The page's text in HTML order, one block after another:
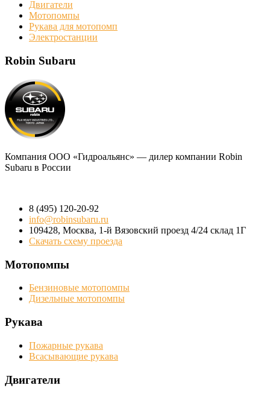
Двигатели
Мотопомпы
Рукава для мотопомп
Электростанции
Robin Subaru
Компания ООО «Гидроальянс» — дилер компании Robin
Subaru в России
8 (495) 120-20-92
info@robinsubaru.ru
109428, Москва, 1-й Вязовский проезд 4/24 склад 1Г
Скачать схему проезда
Мотопомпы
Бензиновые мотопомпы
Дизельные мотопомпы
Рукава
Пожарные рукава
Всасывающие рукава
Двигатели